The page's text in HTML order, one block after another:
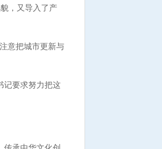
，又导入了产
意把城市更新与
记要求努力把这